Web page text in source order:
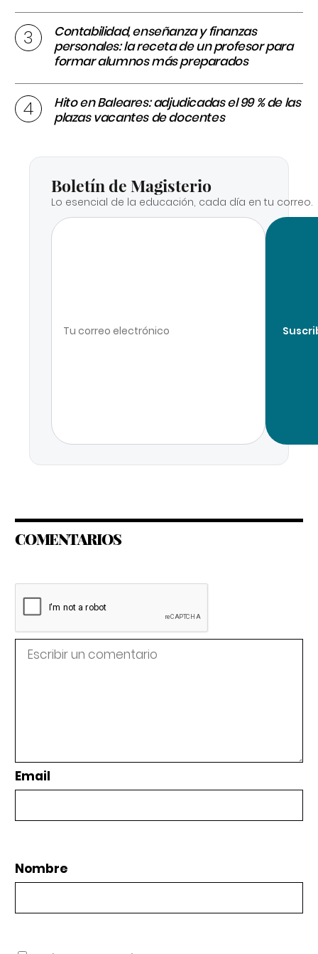
Contabilidad, enseñanza y finanzas
personales: la receta de un profesor para
formar alumnos más preparados
Hito en Baleares: adjudicadas el 99 % de las
plazas vacantes de docentes
Boletín de Magisterio
Lo esencial de la educación, cada día en tu correo.
COMENTARIOS
Email
Nombre